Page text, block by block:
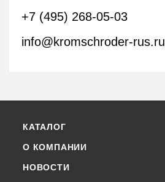
+7 (495) 268-05-03
info@kromschroder-rus.ru
КАТАЛОГ
О КОМПАНИИ
НОВОСТИ